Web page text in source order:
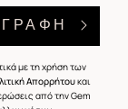
με τη χρήση των
Απορρήτουκαι
από την Gem